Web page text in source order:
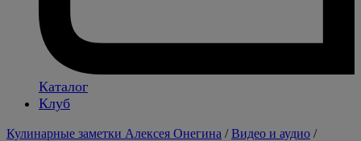
Каталог
Клуб
Кулинарные заметки Алексея Онегина /Видео и аудио /